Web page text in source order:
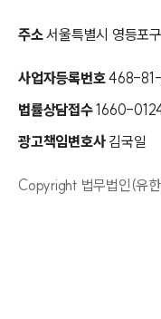
주소서울특별시 영등포
사업자등록번호468-
법률상담접수1660-
광고책임변호사 김국일
Copyright 법무법인(유